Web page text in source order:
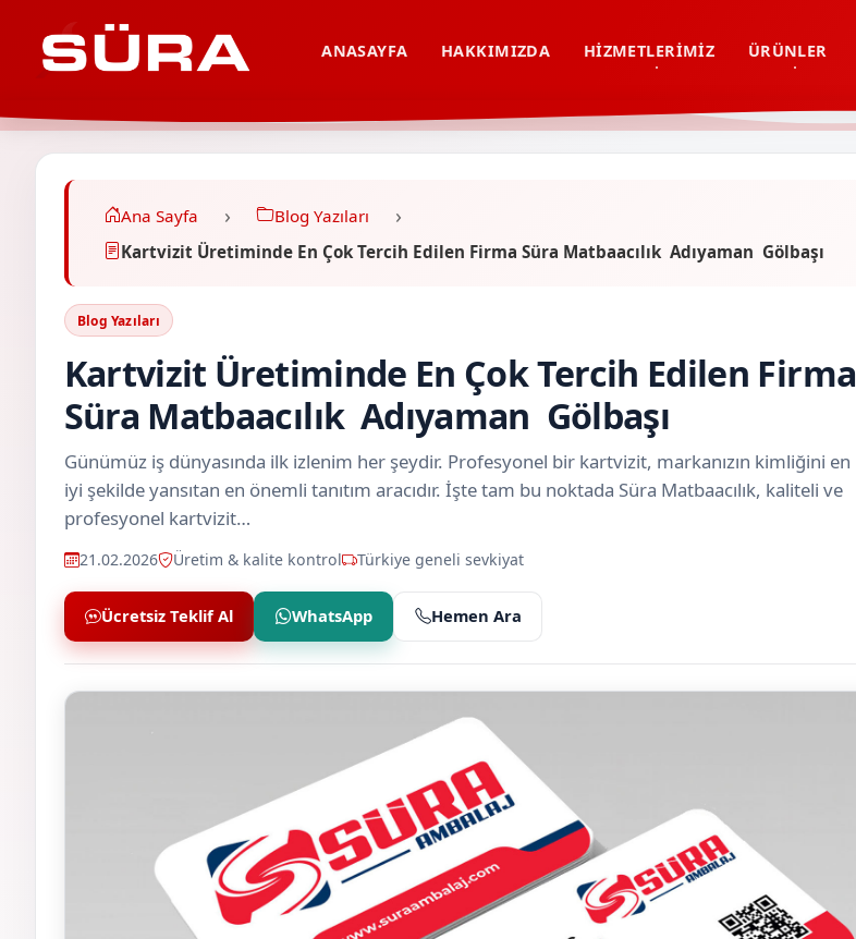
ANASAYFA HAKKIMIZDA HIZMETLERIMIZ ÜRÜNLER
Ana Sayfa
Blog Yazıları
Kartvizit Üretiminde En Çok Tercih Edilen Firma Süra Matbaacılık Adıyaman Gölbaşı
Blog Yazıları
Kartvizit Üretiminde En Çok Tercih Edilen Firma
Süra Matbaacılık Adıyaman Gölbaşı
Günümüz iş dünyasında ilk izlenim her şeydir. Profesyonel bir kartvizit, markanızın kimliğini en
iyi şekilde yansıtan en önemli tanıtım aracıdır. İşte tam bu noktada Süra Matbaacılık, kaliteli ve
profesyonel kartvizit…
21.02.2026 Üretim & kalite kontrol Türkiye geneli sevkiyat
Ücretsiz Teklif Al WhatsApp Hemen Ara